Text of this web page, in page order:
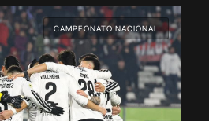
CAMPEONATO NACIONAL